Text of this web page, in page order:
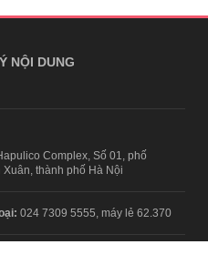
NỘI DUNG
Complex, Số 01, phố
thành phố Hà Nội
024 7309 5555, máy lẻ 62.370